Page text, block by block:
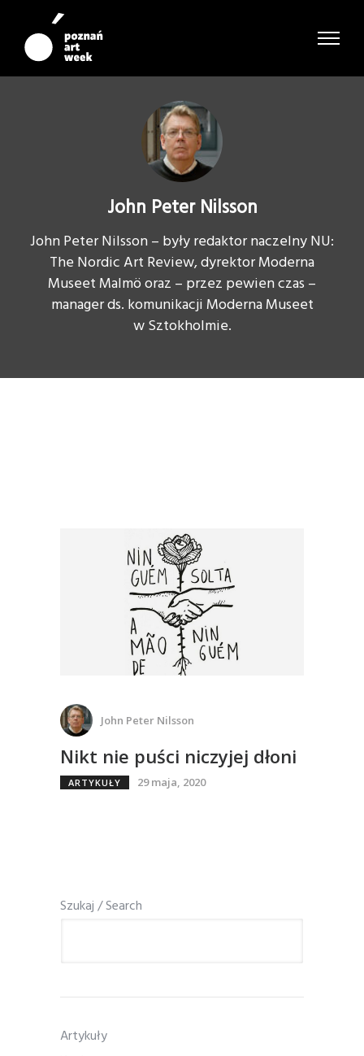
John Peter Nilsson
John Peter Nilsson – były redaktor naczelny NU:
The Nordic Art Review, dyrektor Moderna
Museet Malmö oraz – przez pewien czas –
manager ds. komunikacji Moderna Museet
w Sztokholmie.
John Peter Nilsson
Nikt nie puści niczyjej dłoni
ARTYKUŁY 29 maja, 2020
Szukaj / Search
Artykuły